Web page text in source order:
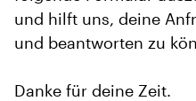
und hilft uns, deine
und beantworten zu
Danke für deine Zeit.